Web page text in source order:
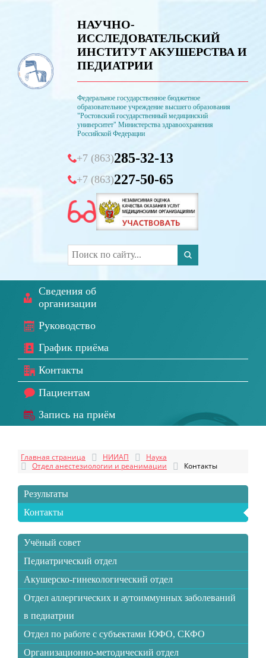
НАУЧНО-
ИССЛЕДОВАТЕЛЬСКИЙ
ИНСТИТУТ АКУШЕРСТВА И
ПЕДИАТРИИ
Федеральное государственное бюджетное
образовательное учреждение высшего образования
"Ростовский государственный медицинский
университет" Министерства здравоохранения
Российской Федерации
+7 (863)285-32-13
+7 (863)227-50-65
Сведения об
организации
Руководство
График приёма
Контакты
Пациентам
Запись на приём
Главная страница НИИАП
Наука
Отдел анестезиологии и реанимации
Контакты
Результаты
Контакты
Учёный совет
Педиатрический отдел
Акушерско-гинекологический отдел
Отдел аллергических и аутоиммунных заболеваний
в педиатрии
Отдел по работе с субъектами ЮФО, СКФО
Организационно-методический отдел